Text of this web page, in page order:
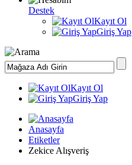
Destek
Kayıt Ol
Giriş Yap
Kayıt Ol
Giriş Yap
Anasayfa
Etiketler
Zekice Alışveriş